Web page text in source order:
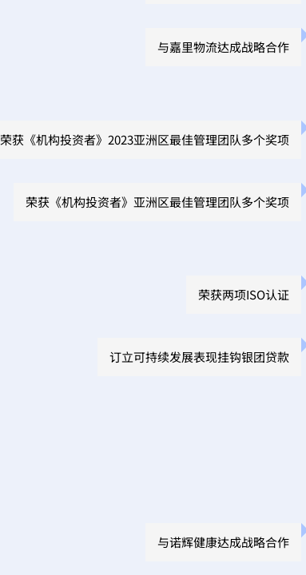
与嘉里物流达成战略合作
荣获《机构投资者》2023亚洲区最佳管理团队多个奖项
荣获《机构投资者》亚洲区最佳管理团队多个奖项
荣获两项ISO认证
订立可持续发展表现挂钩银团贷款
与诺辉健康达成战略合作